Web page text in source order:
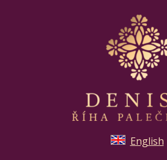
English